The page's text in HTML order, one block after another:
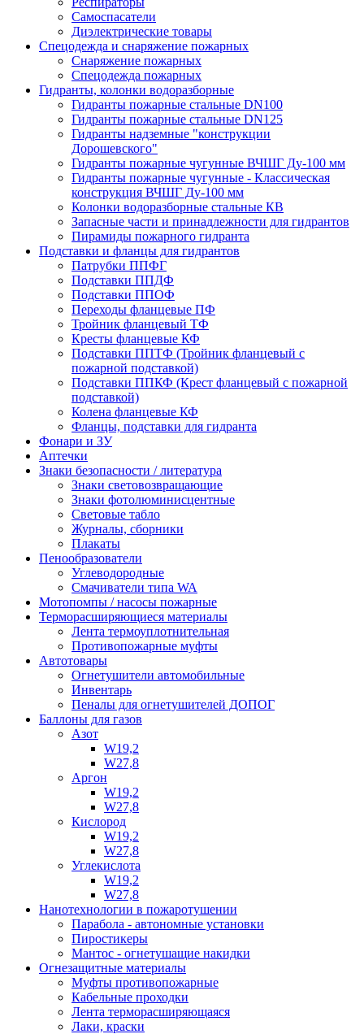
Самоспасатели
Диэлектрические товары
Спецодежда и снаряжение пожарных
Снаряжение пожарных
Спецодежда пожарных
Гидранты, колонки водоразборные
Гидранты пожарные стальные DN100
Гидранты пожарные стальные DN125
Гидранты надземные "конструкции
Дорошевского"
Гидранты пожарные чугунные ВЧШГ Ду-100 мм
Гидранты пожарные чугунные - Классическая
конструкция ВЧШГ Ду-100 мм
Колонки водоразборные стальные КВ
Запасные части и принадлежности для гидрантов
Пирамиды пожарного гидранта
Подставки и фланцы для гидрантов
Патрубки ППФГ
Подставки ППДФ
Подставки ППОФ
Переходы фланцевые ПФ
Тройник фланцевый ТФ
Кресты фланцевые КФ
Подставки ППТФ (Тройник фланцевый с
пожарной подставкой)
Подставки ППКФ (Крест фланцевый с пожарной
подставкой)
Колена фланцевые КФ
Фланцы, подставки для гидранта
Фонари и ЗУ
Аптечки
Знаки безопасности / литература
Знаки световозвращающие
Знаки фотолюминисцентные
Световые табло
Журналы, сборники
Плакаты
Пенообразователи
Углеводородные
Смачиватели типа WA
Мотопомпы / насосы пожарные
Терморасширяющиеся материалы
Лента термоуплотнительная
Противопожарные муфты
Автотовары
Огнетушители автомобильные
Инвентарь
Пеналы для огнетушителей ДОПОГ
Баллоны для газов
Азот
W19,2
W27,8
Аргон
W19,2
W27,8
Кислород
W19,2
W27,8
Углекислота
W19,2
W27,8
Нанотехнологии в пожаротушении
Парабола - автономные установки
Пиростикеры
Мантос - огнетушащие накидки
Огнезащитные материалы
Муфты противопожарные
Кабельные проходки
Лента терморасширяющаяся
Лаки, краски